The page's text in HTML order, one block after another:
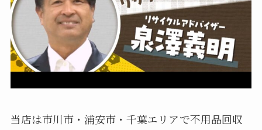
当店は市川市・浦安市・千葉エリアで不用品回収